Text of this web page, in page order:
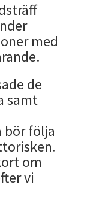
med
de
samt
bör följa
om
vi